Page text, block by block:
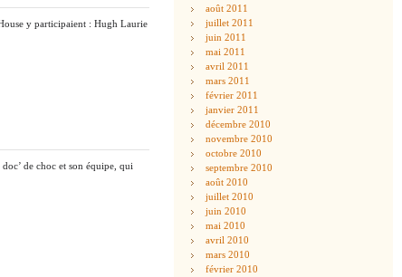
y participaient : Hugh Laurie
de choc et son équipe, qui
août 2011
juillet 2011
juin 2011
mai 2011
avril 2011
mars 2011
février 2011
janvier 2011
décembre 2010
novembre 2010
octobre 2010
septembre 2010
août 2010
juillet 2010
juin 2010
mai 2010
avril 2010
mars 2010
février 2010